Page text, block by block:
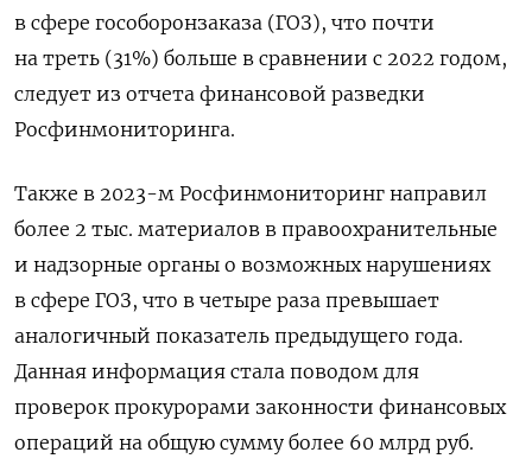
в сфере гособоронзаказа (ГОЗ), что почти
на треть (31%) больше в сравнении с 2022 годом,
следует из отчета финансовой разведки
Росфинмониторинга.
Также в 2023-м Росфинмониторинг направил
более 2 тыс. материалов в правоохранительные
и надзорные органы о возможных нарушениях
в сфере ГОЗ, что в четыре раза превышает
аналогичный показатель предыдущего года.
Данная информация стала поводом для
проверок прокурорами законности финансовых
операций на общую сумму более 60 млрд руб.